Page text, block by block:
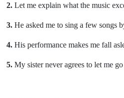
2. Let me explain what the music
3. He asked me to sing a few songs
4. His performance makes me fall
5. My sister never agrees to let me